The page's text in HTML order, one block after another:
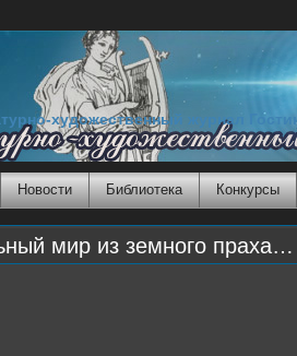
художественный журнал
Новости Библиотека Конкурсы
мир из земного праха…